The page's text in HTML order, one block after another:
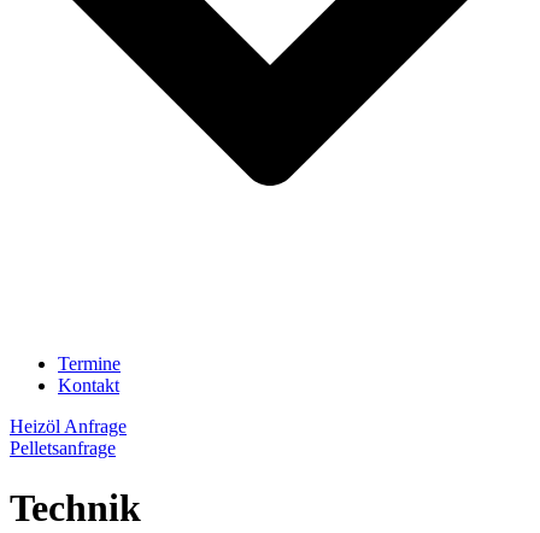
Termine
Kontakt
Heizöl Anfrage
Pelletsanfrage
Technik